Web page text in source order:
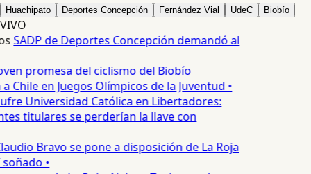
Huachipato Deportes Concepción Fernández Vial UdeC Biobío
VIVO
SADP de Deportes Concepción demandó al
promesa del ciclismo del Biobío
Chile en Juegos Olímpicos de la Juventud •
Universidad Católica en Libertadores:
titulares se perderían la llave con
Bravo se pone a disposición de La Roja
•